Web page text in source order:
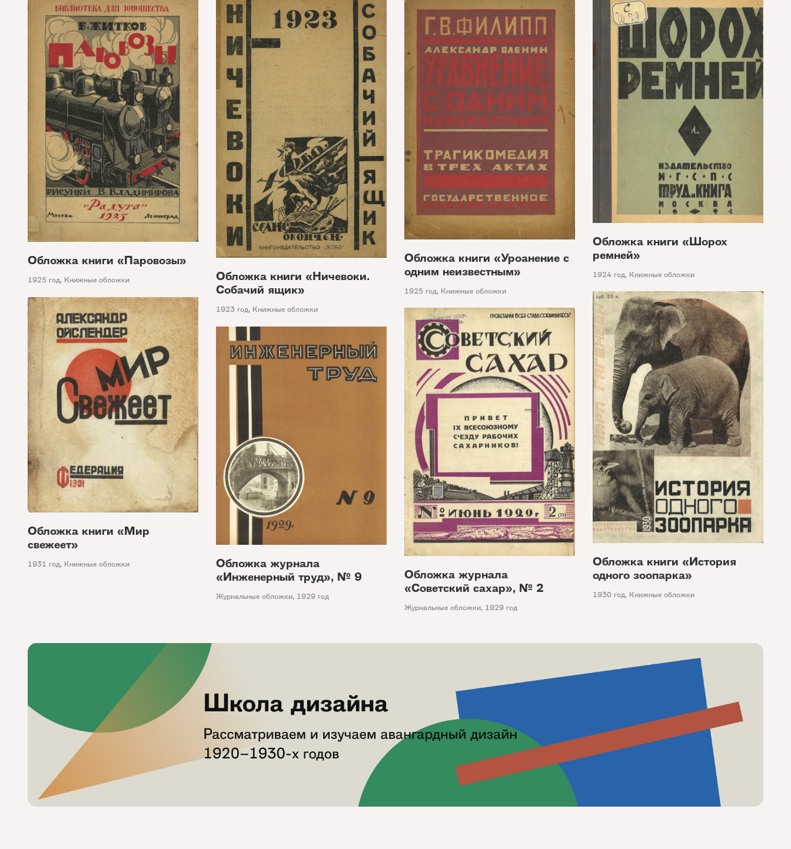
Обложка книги «Паровозы»
1925 год, Книжные обложки
Обложка книги «Ничевоки.
Собачий ящик»
1923 год, Книжные обложки
Обложка книги «Уроанение с
одним неизвестным»
1925 год, Книжные обложки
Обложка книги «Шорох
ремней»
1924 год, Книжные обложки
Обложка книги «История
одного зоопарка»
1930 год, Книжные обложки
Обложка книги «Мир
свежеет»
1931 год, Книжные обложки
Обложка журнала
«Советский сахар», № 2
Журнальные обложки, 1929 год
Обложка журнала
«Инженерный труд», № 9
Журнальные обложки, 1929 год